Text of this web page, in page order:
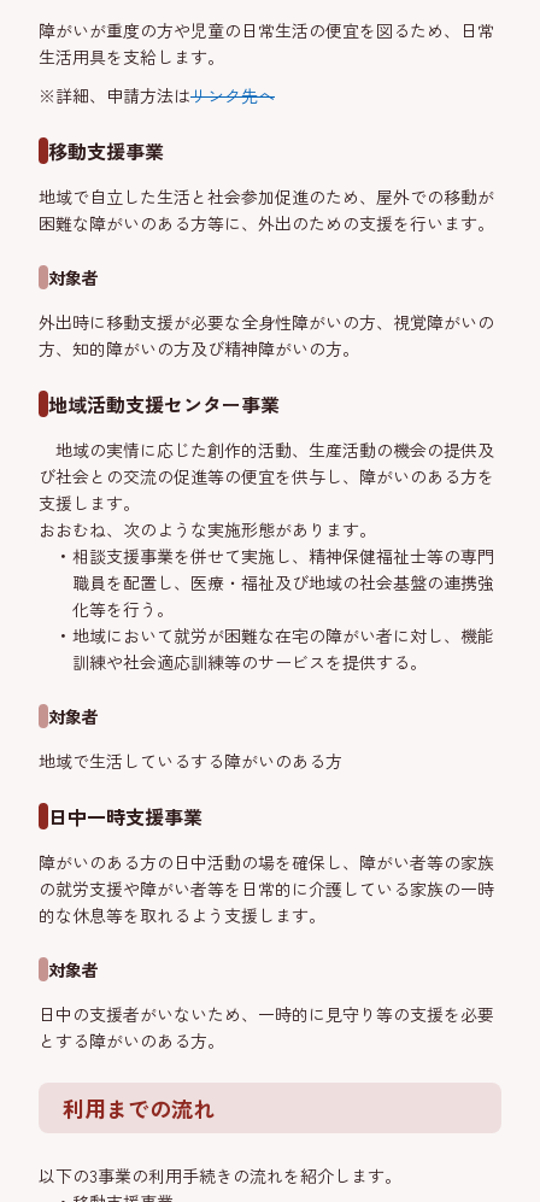
障がいが重度の方や児童の日常生活の便宜を図るため、日常
生活用具を支給します。
※詳細、申請方法はリンク先へ
移動支援事業
地域で自立した生活と社会参加促進のため、屋外での移動が
困難な障がいのある方等に、外出のための支援を行います。
対象者
外出時に移動支援が必要な全身性障がいの方、視覚障がいの
方、知的障がいの方及び精神障がいの方。
地域活動支援センター事業
地域の実情に応じた創作的活動、生産活動の機会の提供及
び社会との交流の促進等の便宜を供与し、障がいのある方を
支援します。
おおむね、次のような実施形態があります。
相談支援事業を併せて実施し、精神保健福祉士等の専門
職員を配置し、医療・福祉及び地域の社会基盤の連携強
化等を行う。
地域において就労が困難な在宅の障がい者に対し、機能
訓練や社会適応訓練等のサービスを提供する。
対象者
地域で生活しているする障がいのある方
日中一時支援事業
障がいのある方の日中活動の場を確保し、障がい者等の家族
の就労支援や障がい者等を日常的に介護している家族の一時
的な休息等を取れるよう支援します。
対象者
日中の支援者がいないため、一時的に見守り等の支援を必要
とする障がいのある方。
利用までの流れ
以下の3事業の利用手続きの流れを紹介します。